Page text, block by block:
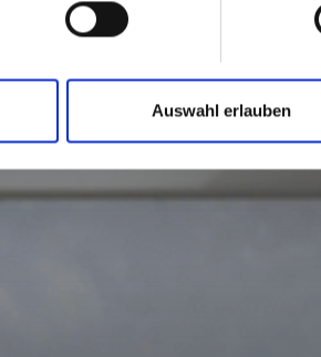
Auswahl erlauben